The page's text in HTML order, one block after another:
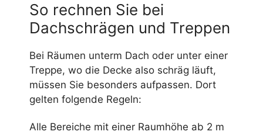
So rechnen Sie bei
Dachschrägen und Treppen
Bei Räumen unterm Dach oder unter einer
Treppe, wo die Decke also schräg läuft,
müssen Sie besonders aufpassen. Dort
gelten folgende Regeln:
Alle Bereiche mit einer Raumhöhe ab 2 m